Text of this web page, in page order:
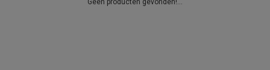
Geen producten gevonden!...